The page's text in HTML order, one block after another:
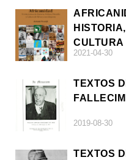
CULTURA
2021-04-30
TEXTOS
2019-08-30
TEXTOS